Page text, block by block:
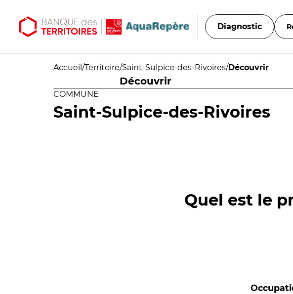
Diagnostic
Accueil /Territoire/Saint-Sulpice-des-Rivoires/Découvrir
Découvrir
COMMUNE
Saint-Sulpice-des-Rivoires
Quel est le